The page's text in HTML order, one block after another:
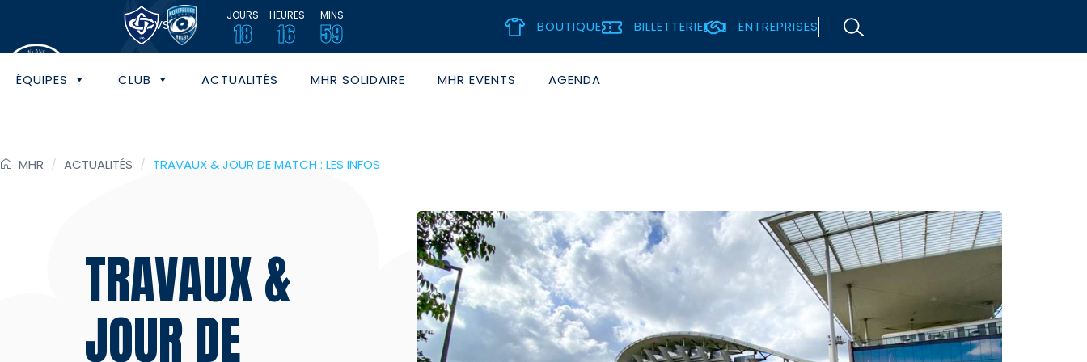
VS
JOURS
18
HEURES
16
MINS
59 BOUTIQUE BILLETTERIE ENTREPRISES
ÉQUIPES CLUB ACTUALITÉS MHR SOLIDAIRE MHR EVENTS AGENDA
MHR / ACTUALITÉS / TRAVAUX & JOUR DE MATCH : LES INFOS
TRAVAUX &
JOUR DE